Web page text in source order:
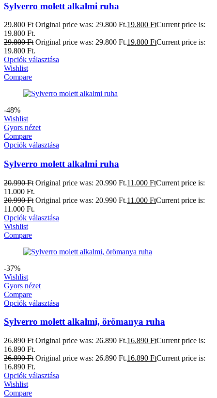
Sylverro molett alkalmi ruha
29.800Ft Original price was: 29.800 Ft.19.800 FtCurrent price is:
19.800 Ft.
29.800Ft Original price was: 29.800 Ft.19.800 FtCurrent price is:
19.800 Ft.
Opciók választása
Wishlist
Compare
-48%
Wishlist
Gyors nézet
Compare
Opciók választása
Sylverro molett alkalmi ruha
20.990Ft Original price was: 20.990 Ft.11.000 FtCurrent price is:
11.000 Ft.
20.990Ft Original price was: 20.990 Ft.11.000 FtCurrent price is:
11.000 Ft.
Opciók választása
Wishlist
Compare
-37%
Wishlist
Gyors nézet
Compare
Opciók választása
Sylverro molett alkalmi, örömanya ruha
26.890Ft Original price was: 26.890 Ft.16.890 FtCurrent price is:
16.890 Ft.
26.890Ft Original price was: 26.890 Ft.16.890 FtCurrent price is:
16.890 Ft.
Opciók választása
Wishlist
Compare